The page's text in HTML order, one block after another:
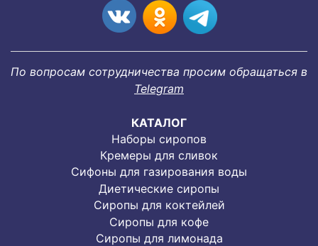
По вопросам сотрудничества просим обращаться в
Telegram
КАТАЛОГ
Наборы сиропов
Кремеры для сливок
Сифоны для газирования воды
Диетические сиропы
Сиропы для коктейлей
Сиропы для кофе
Сиропы для лимонада